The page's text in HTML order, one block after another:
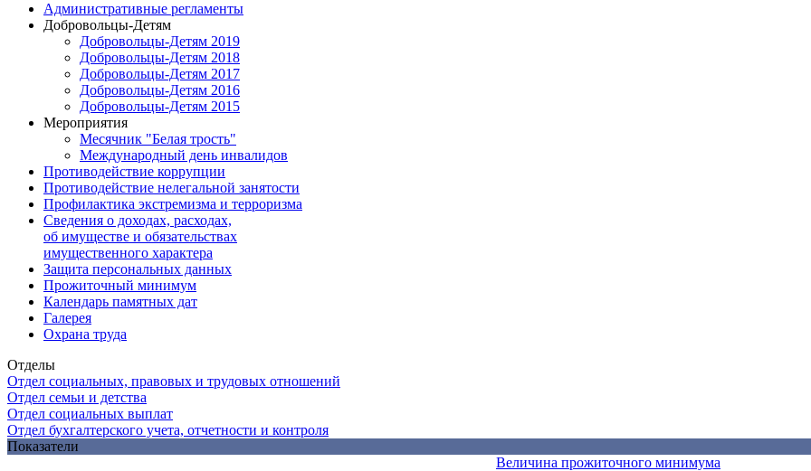
Административные регламенты
Добровольцы-Детям
Добровольцы-Детям 2019
Добровольцы-Детям 2018
Добровольцы-Детям 2017
Добровольцы-Детям 2016
Добровольцы-Детям 2015
Мероприятия
Месячник "Белая трость"
Международный день инвалидов
Противодействие коррупции
Противодействие нелегальной занятости
Профилактика экстремизма и терроризма
Сведения о доходах, расходах,
об имуществе и обязательствах
имущественного характера
Защита персональных данных
Прожиточный минимум
Календарь памятных дат
Галерея
Охрана труда
Отделы
Отдел социальных, правовых и трудовых отношений
Отдел семьи и детства
Отдел социальных выплат
Отдел бухгалтерского учета, отчетности и контроля
Показатели
Величина прожиточного минимума